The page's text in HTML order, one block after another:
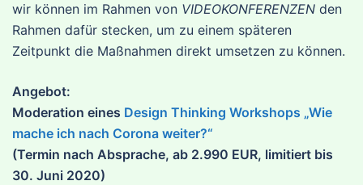
wir können im Rahmen von VIDEOKONFERENZEN den
Rahmen dafür stecken, um zu einem späteren
Zeitpunkt die Maßnahmen direkt umsetzen zu können.
Angebot:
Moderation eines Design Thinking Workshops „Wie
mache ich nach Corona weiter?“
(Termin nach Absprache, ab 2.990 EUR, limitiert bis
30. Juni 2020)